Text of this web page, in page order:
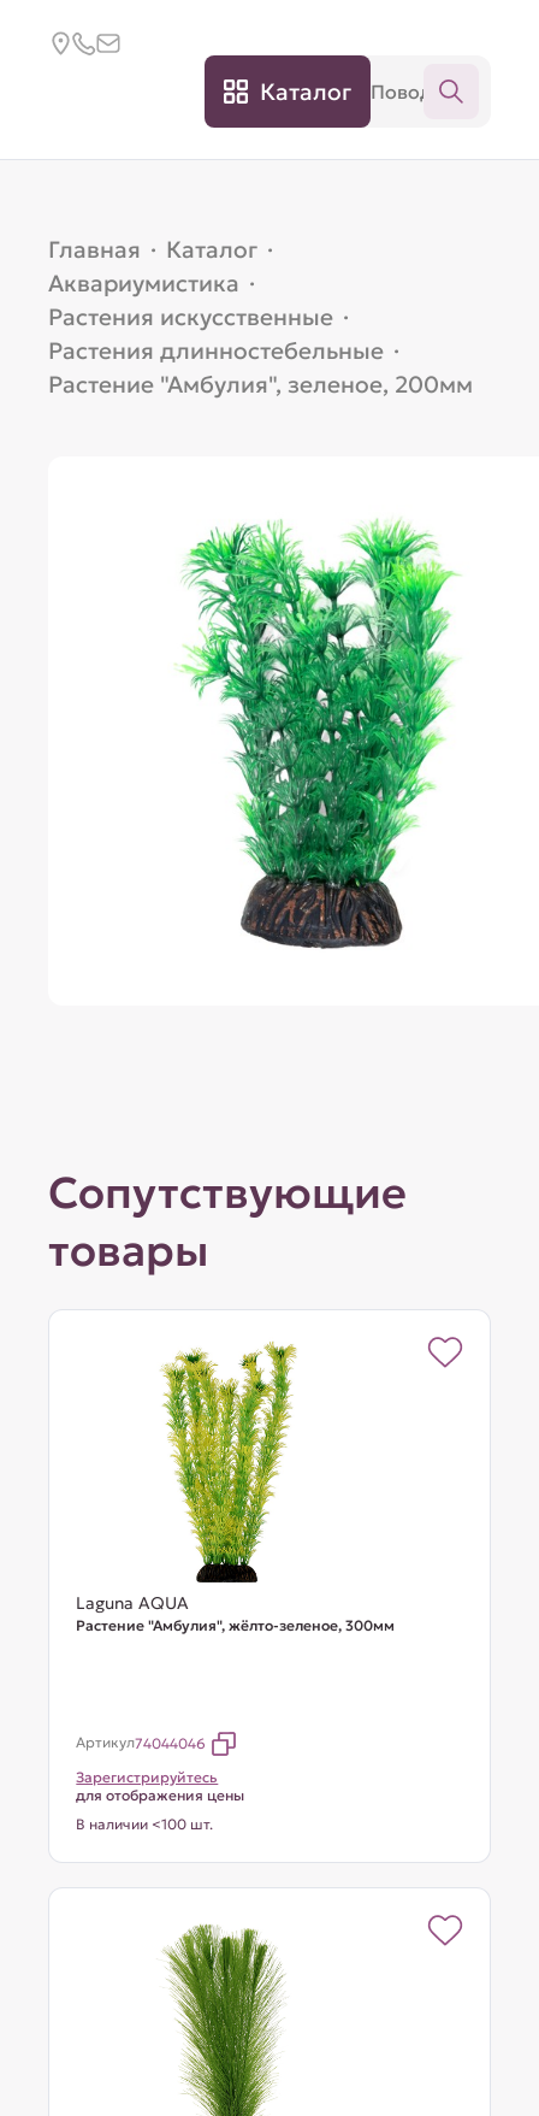
Каталог
Главная · Каталог ·
Аквариумистика ·
Растения искусственные ·
Растения длинностебельные ·
Растение "Амбулия", зеленое, 200мм
Сопутствующие
товары
Laguna AQUA
Растение "Амбулия", жёлто-зеленое, 300мм
Артикул74044046
Зарегистрируйтесь
для отображения цены
В наличии <100 шт.